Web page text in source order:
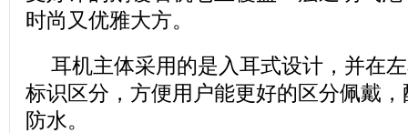
时尚又优雅大方。
耳机主体采用的是入耳式设计，并在
标识区分，方便用户能更好的区分佩戴
防水。